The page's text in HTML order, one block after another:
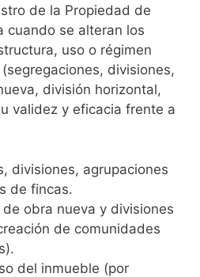
de la Propiedad de
cuando se alteran los
uso o régimen
divisiones,
división horizontal,
validez y eficacia frente a
divisiones, agrupaciones
de fincas.
de obra nueva y divisiones
de comunidades
del inmueble (por